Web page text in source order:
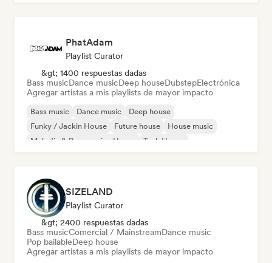
PhatAdam
Playlist Curator
&gt; 1400 respuestas dadas
Bass musicDance musicDeep houseDubstepElectrónica
Agregar artistas a mis playlists de mayor impacto
Bass music Dance music
Deep house
Funky / Jackin House
Future house
House music
Melodic & Progressive House
Tech House
SIZELAND
Playlist Curator
&gt; 2400 respuestas dadas
Bass musicComercial / MainstreamDance music
Pop bailableDeep house
Agregar artistas a mis playlists de mayor impacto